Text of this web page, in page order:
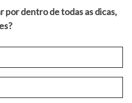
por dentro de todas as dicas,